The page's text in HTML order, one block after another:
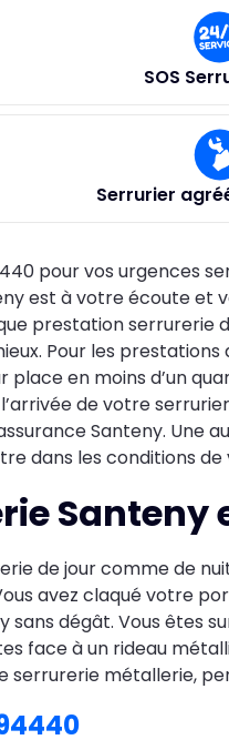
SOS
Serrurier
pour vos urgences
est à votre écoute et
prestation serrurerie
Pour les prestations
en moins d’un
de votre
Santeny. Une
dans les conditions de
Santeny
de jour comme de
avez claqué votre
dégât. Vous êtes
face à un rideau
serrurerie métallerie,